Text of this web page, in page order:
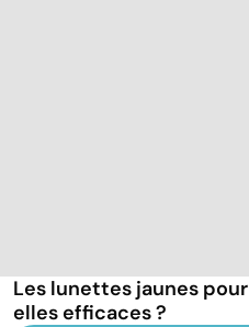
Les lunettes jaunes
elles efficaces ?